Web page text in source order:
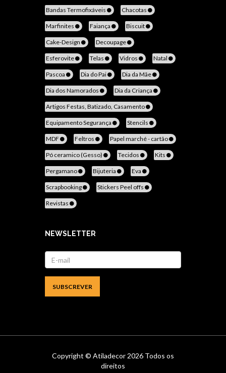
Bandas Termofixáveis Chacotas
Marfinites Faiança Biscuit
Cake-Design Decoupage
Esferovite Telas Vidros Natal
Pascoa Dia do Pai Dia da Mãe
Dia dos Namorados Dia da Criança
Artigos Festas, Batizado, Casamento
Equipamento Segurança Stencils
MDF Feltros Papel marché - cartão
Pó ceramico (Gesso) Tecidos Kits
Pergamano Bijuteria Eva
Scrapbooking Stickers Peel offs
Revistas
NEWSLETTER
Copyright © Atiladecor 2026 Todos os
direitos